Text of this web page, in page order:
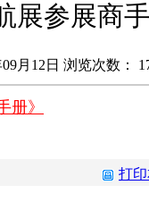
展参展商
月12日 浏览次数：
册》
打